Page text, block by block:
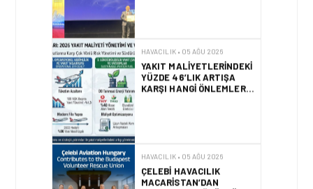
HAVACILIK • 05 AĞU 2026
ANLAMLI DESTEK!